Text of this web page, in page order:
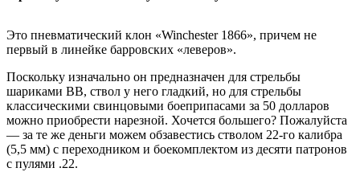
Это пневматический клон «Winchester 1866», причем не
первый в линейке барровских «леверов».
Поскольку изначально он предназначен для стрельбы
шариками ВВ, ствол у него гладкий, но для стрельбы
классическими свинцовыми боеприпасами за 50 долларов
можно приобрести нарезной. Хочется большего? Пожалуйста
— за те же деньги можем обзавестись стволом 22-го калибра
(5,5 мм) с переходником и боекомплектом из десяти патронов
с пулями .22.